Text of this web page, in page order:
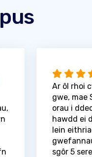
Ar ôl rhoi
gwe, mae
orau i
hawdd ei
lein
sgôr 5